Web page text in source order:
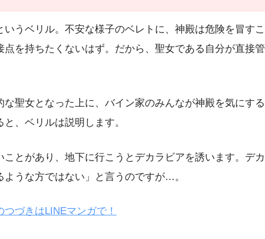
いうベリル。不安な様子のベレトに、神殿は危険を冒すこ
点を持ちたくないはず。だから、聖女である自分が直接管
聖女となった上に、バイン家のみんなが神殿を気にする
、ベリルは説明します。
とがあり、地下に行こうとデカラビアを誘います。デカ
うな方ではない」と言うのですが…。
づきはLINEマンガで！